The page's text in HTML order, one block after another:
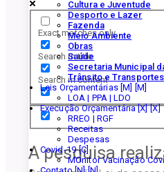
Cultura e Juventude
Desporto e Lazer
Fazenda
Meio Ambiente
Obras
Saúde
Secretaria Municipal
Trânsito e Transportes
Leis Orçamentárias [M]
LOA | PPA | LDO
Execução Orçamentária [X]
RREO | RGF
Receitas
Despesas
Covid-19
MOnitor Vacinação
Exact matches only
Search in title
Search in content
A pesquisa